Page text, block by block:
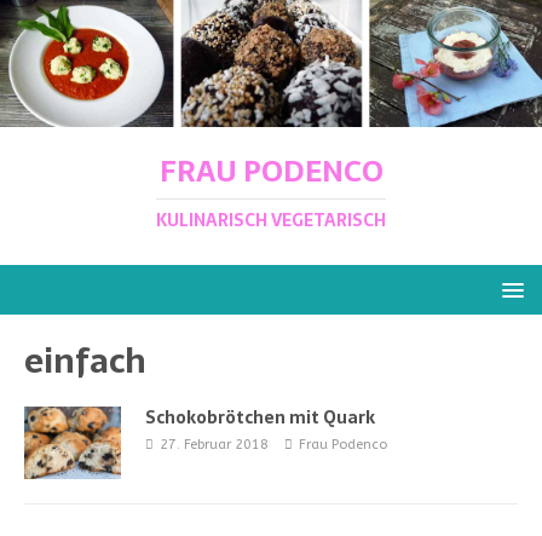
FRAU PODENCO
KULINARISCH VEGETARISCH
einfach
Schokobrötchen mit Quark
27. Februar 2018 Frau Podenco